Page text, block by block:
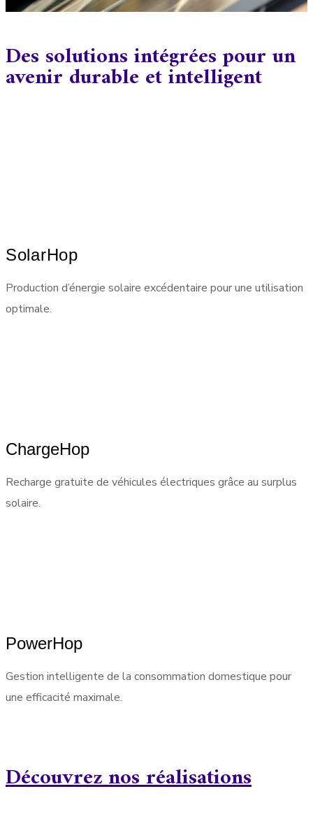
Des solutions intégrées pour un
avenir durable et intelligent
SolarHop
Production d’énergie solaire excédentaire pour une utilisation
optimale.
ChargeHop
Recharge gratuite de véhicules électriques grâce au surplus
solaire.
PowerHop
Gestion intelligente de la consommation domestique pour
une efficacité maximale.
Découvrez nos réalisations